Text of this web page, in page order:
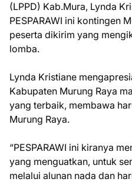
(LPPD) Kab.Mura, Lynda
PESPARAWI ini kontingen
peserta dikirim yang
lomba.
Lynda Kristiane
Kabupaten Murung Raya
yang terbaik, membawa
Murung Raya.
“PESPARAWI ini kiranya
yang menguatkan, untuk
melalui alunan nada dan